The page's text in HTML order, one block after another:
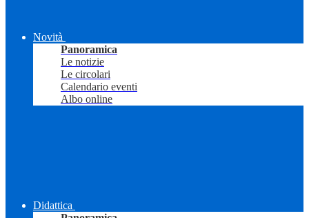
Novità
Panoramica
Le notizie
Le circolari
Calendario eventi
Albo online
Didattica